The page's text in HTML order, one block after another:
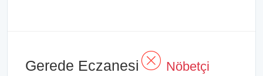
Gerede Eczanesi
Nöbetçi